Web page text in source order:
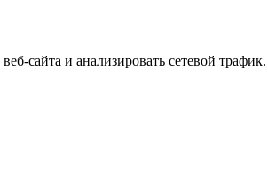
сайта и анализировать сетевой трафик.